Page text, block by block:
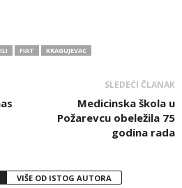
FIAT KRAGUJEVAC
SLEDEĆI ČLANAK
Medicinska škola u
Požarevcu obeležila 75
godina rada
VIŠE OD ISTOG AUTORA